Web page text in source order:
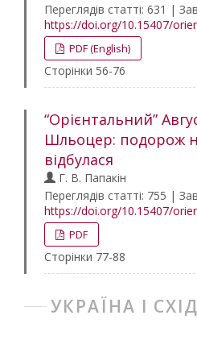
Переглядів статті: 631 |
https://doi.org/10.15407/
PDF (English)
Сторінки 56-76
“Орієнтальний”
Шльоцер: подорож
відбулася
Г. В. Папакін
Переглядів статті: 755 |
https://doi.org/10.15407/
PDF
Сторінки 77-88
УКРАЇНА І СХІД